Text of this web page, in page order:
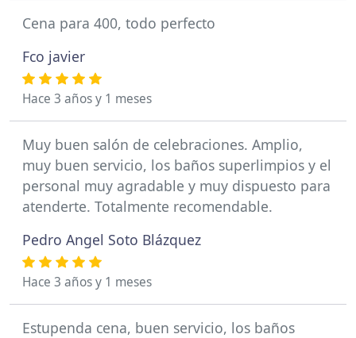
Cena para 400, todo perfecto
Fco javier
Hace 3 años y 1 meses
Muy buen salón de celebraciones. Amplio,
muy buen servicio, los baños superlimpios y el
personal muy agradable y muy dispuesto para
atenderte. Totalmente recomendable.
Pedro Angel Soto Blázquez
Hace 3 años y 1 meses
Estupenda cena, buen servicio, los baños